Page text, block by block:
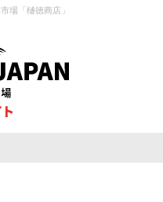
場「樋徳商店」